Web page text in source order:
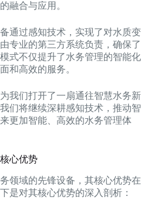
融合与应用。
通过感知技术，实现了对水质变
专业的第三方系统负责，确保了
式不仅提升了水务管理的智能化
和高效的服务。
我们打开了一扇通往智慧水务新
们将继续深耕感知技术，推动智
更加智能、高效的水务管理体
心优势
领域的先锋设备，其核心优势在
是对其核心优势的深入剖析：